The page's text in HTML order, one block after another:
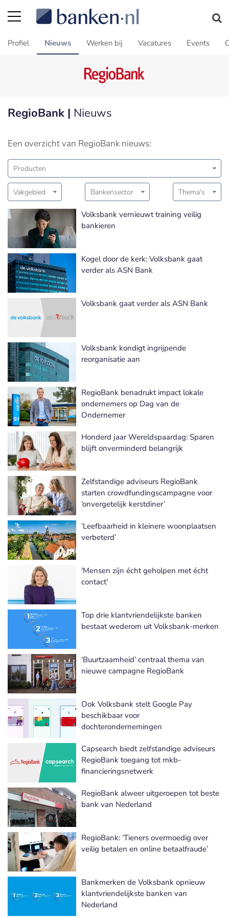
Profiel Nieuws Werken bij Vacatures Events
RegioBank | Nieuws
Een overzicht van RegioBank nieuws:
Producten
Vakgebied Bankensector Thema's
Volksbank vernieuwt training veilig
bankieren
Kogel door de kerk: Volksbank gaat
verder als ASN Bank
Volksbank gaat verder als ASN Bank
Volksbank kondigt ingrijpende
reorganisatie aan
RegioBank benadrukt impact lokale
ondernemers op Dag van de
Ondernemer
Honderd jaar Wereldspaardag: Sparen
blijft onverminderd belangrijk
Zelfstandige adviseurs RegioBank
starten crowdfundingscampagne voor
‘onvergetelijk kerstdiner’
‘Leefbaarheid in kleinere woonplaatsen
verbeterd’
'Mensen zijn écht geholpen met écht
contact'
Top drie klantvriendelijkste banken
bestaat wederom uit Volksbank-merken
‘Buurtzaamheid’ centraal thema van
nieuwe campagne RegioBank
Ook Volksbank stelt Google Pay
beschikbaar voor
dochterondernemingen
Capsearch biedt zelfstandige adviseurs
RegioBank toegang tot mkb-
financieringsnetwerk
RegioBank alweer uitgeroepen tot beste
bank van Nederland
RegioBank: ‘Tieners overmoedig over
veilig betalen en online betaalfraude’
Bankmerken de Volksbank opnieuw
klantvriendelijkste banken van
Nederland